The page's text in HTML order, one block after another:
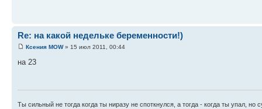
Re: на какой недельке беременности!)
Ксения MOW» 15 июл 2011, 00:44
на 23
Ты сильный не тогда когда ты ниразу не споткнулся, а тогда - когда ты упал, но